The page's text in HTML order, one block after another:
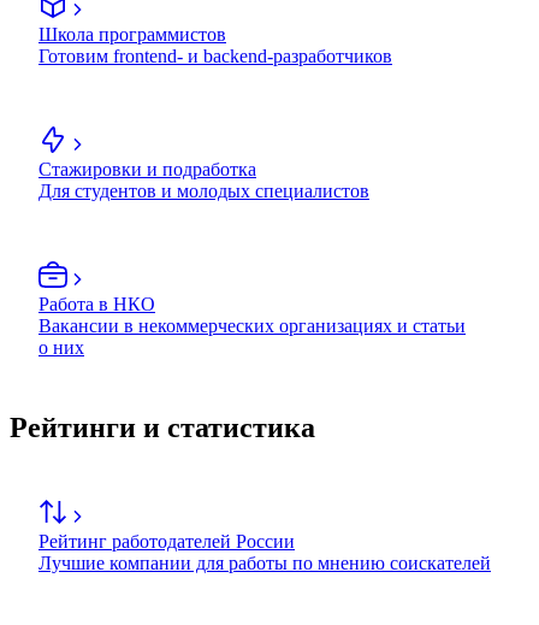
Школа программистов
Готовим frontend- и backend-разработчиков
Стажировки и подработка
Для студентов и молодых специалистов
Работа в НКО
Вакансии в некоммерческих организациях и статьи
о них
Рейтинги и статистика
Рейтинг работодателей России
Лучшие компании для работы по мнению соискателей